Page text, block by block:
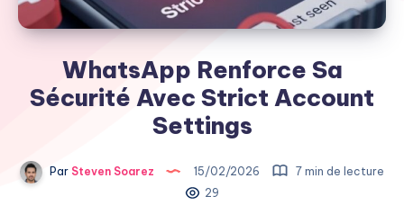
WhatsApp Renforce Sa
Sécurité Avec Strict Account
Settings
Par Steven Soarez 15/02/2026
7 min de lecture
29